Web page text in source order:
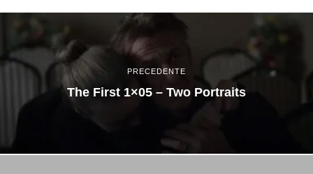
PRECEDENTE
The First 1×05 – Two Portraits